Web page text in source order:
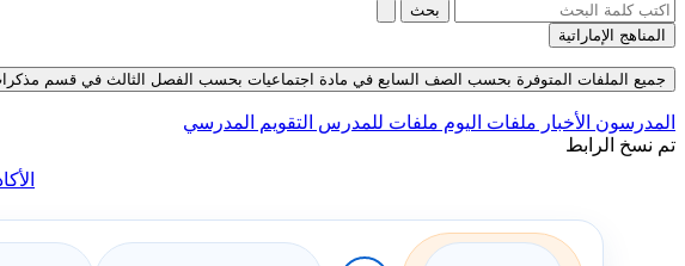
بحث
المناهج الإماراتية
جميع الملفات المتوفرة بحسب الصف السابع في مادة اجتماعيات بحسب الفصل الثالث في قسم مذكرات وبنوك
المدرسون الأخبار ملفات اليوم ملفات للمدرس التقويم المدرسي
تم نسخ الرابط